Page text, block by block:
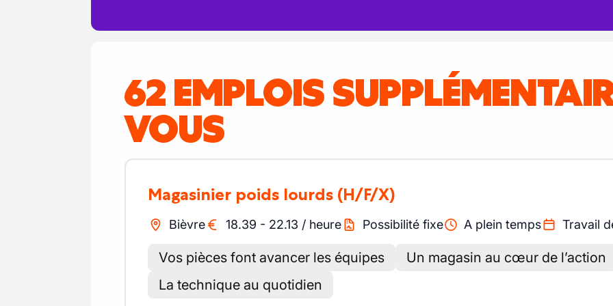
62 EMPLOIS
VOUS
Magasinier poids lourds (H/F/X)
Bièvre 18.39 - 22.13 / heure Possibilité fixe A plein temps Travail
Vos pièces font avancer les équipes
Un magasin au cœur de l’action
La technique au quotidien